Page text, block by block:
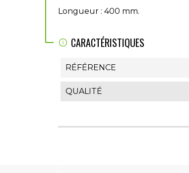
Longueur : 400 mm.
CARACTÉRISTIQUES
RÉFÉRENCE
QUALITÉ